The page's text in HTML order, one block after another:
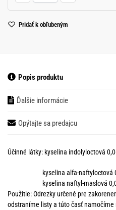
Pridať k obľubeným
Popis produktu
Ďalšie informácie
Opýtajte sa predajcu
Účinné látky: kyselina indolyloctová
kyselina alfa-naftyloctová
kyselina naftyl-maslová
Použitie: Odrezky určené pre
odstraníme listy a túto časť